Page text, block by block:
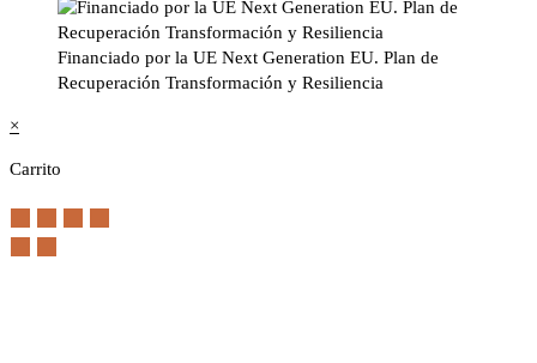
Financiado por la UE Next Generation EU. Plan de
Recuperación Transformación y Resiliencia
×
Carrito